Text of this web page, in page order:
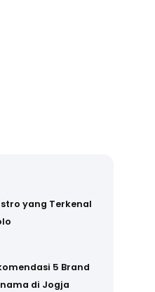
yang Terkenal
5 Brand
di Jogja